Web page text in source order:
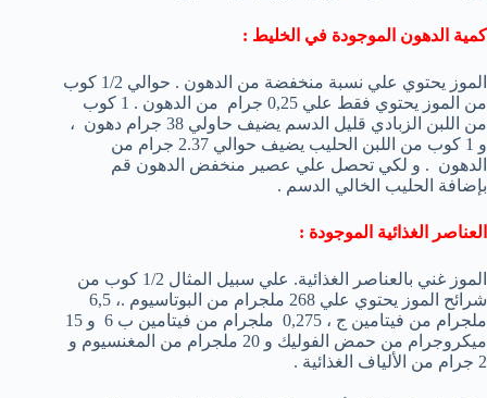
كمية الدهون الموجودة في الخليط :
الموز يحتوي علي نسبة منخفضة من الدهون . حوالي 1/2 كوب
من الموز يحتوي فقط علي 0,25 جرام من الدهون . 1 كوب
من اللبن الزبادي قليل الدسم يضيف حاولي 38 جرام دهون ،
و 1 كوب من اللبن الحليب يضيف حوالي 2.37 جرام من
الدهون . و لكي تحصل علي عصير منخفض الدهون قم
بإضافة الحليب الخالي الدسم .
العناصر الغذائية الموجودة :
الموز غني بالعناصر الغذائية. علي سبيل المثال 1/2 كوب من
شرائح الموز يحتوي علي 268 ملجرام من البوتاسيوم .، 6,5
ملجرام من فيتامين ج ، 0,275 ملجرام من فيتامين ب 6 و 15
ميكروجرام من حمض الفوليك و 20 ملجرام من المغنسيوم و
2 جرام من الألياف الغذائية .